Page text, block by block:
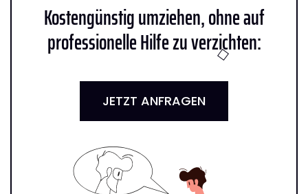
Kostengünstig umziehen, ohne auf
professionelle Hilfe zu verzichten:
JETZT ANFRAGEN